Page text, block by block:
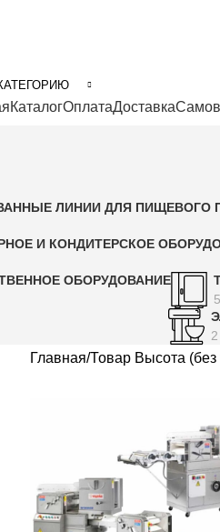
КаталогОплатаДоставка
ЛИНИИ ДЛЯ ПИЩЕВОГО
И КОНДИТЕРСКОЕ
ОБОРУДОВАНИЕ
Главная Товар Высота (без